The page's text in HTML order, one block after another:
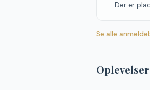
Der er
Se alle
Oplevelser